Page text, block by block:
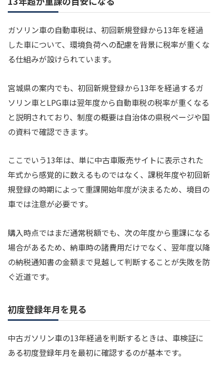
ガソリン車の自動車税は、初回新規登録から13年を経過
した車について、環境負荷への配慮を背景に税率が重くな
る仕組みが設けられています。
宮城県の案内でも、初回新規登録から13年を経過するガ
ソリン車とLPG車は翌年度から自動車税の税率が重くなる
と説明されており、制度の概要は自治体の県税ページや国
の資料で確認できます。
ここでいう13年は、単に中古車販売サイトに表示された
年式から感覚的に数えるものではなく、課税年度や初回新
規登録の時期によって重課開始年度が決まるため、境目の
車では注意が必要です。
購入時点ではまだ通常税額でも、次の年度から重課になる
場合があるため、納車時の諸費用だけでなく、翌年度以降
の納税通知書の金額まで見越して判断することが失敗を防
ぐ近道です。
初度登録年月を見る
中古ガソリン車の13年経過を判断するときは、車検証に
ある初度登録年月を最初に確認するのが基本です。